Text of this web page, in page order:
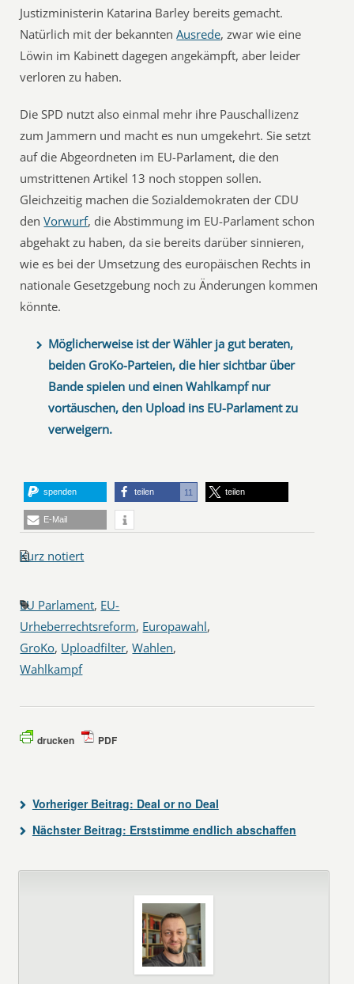
Justizministerin Katarina Barley bereits gemacht.
Natürlich mit der bekanntenAusrede, zwar wie eine
Löwin im Kabinett dagegen angekämpft, aber leider
verloren zu haben.
Die SPD nutzt also einmal mehr ihre Pauschallizenz
zum Jammern und macht es nun umgekehrt. Sie setzt
auf die Abgeordneten im EU-Parlament, die den
umstrittenen Artikel 13 noch stoppen sollen.
Gleichzeitig machen die Sozialdemokraten der CDU
denVorwurf, die Abstimmung im EU-Parlament schon
abgehakt zu haben, da sie bereits darüber sinnieren,
wie es bei der Umsetzung des europäischen Rechts in
nationale Gesetzgebung noch zu Änderungen kommen
könnte.
Möglicherweise ist der Wähler ja gut beraten,
beiden GroKo-Parteien, die hier sichtbar über
Bande spielen und einen Wahlkampf nur
vortäuschen, den Upload ins EU-Parlament zu
verweigern.
spenden teilen 11 teilen
E-Mail
Kurz notiert
EU Parlament, EU-
Urheberrechtsreform, Europawahl,
GroKo, Uploadfilter,Wahlen,
Wahlkampf
drucken PDF
Vorheriger Beitrag: Deal or no Deal
Nächster Beitrag: Erststimme endlich abschaffen